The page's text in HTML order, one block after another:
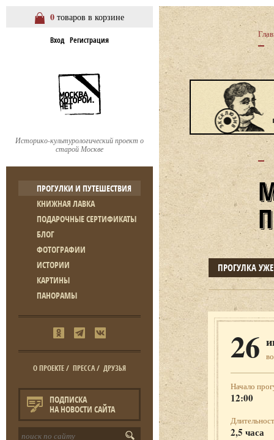
0 товаров в корзине
Вход Регистрация
Историко-культурологический проект о
старой Москве
ПРОГУЛКИ И ПУТЕШЕСТВИЯ
КНИЖНАЯ ЛАВКА
ПОДАРОЧНЫЕ СЕРТИФИКАТЫ
БЛОГ
ФОТОГРАФИИ
ИСТОРИИ
КАРТИНЫ
ПАНОРАМЫ
О ПРОЕКТЕ/ ПРЕССА/ ДРУЗЬЯ
ПОДПИСКА
НА НОВОСТИ САЙТА
ПРОГУЛКА
26
Начало
12:00
2,5 часа